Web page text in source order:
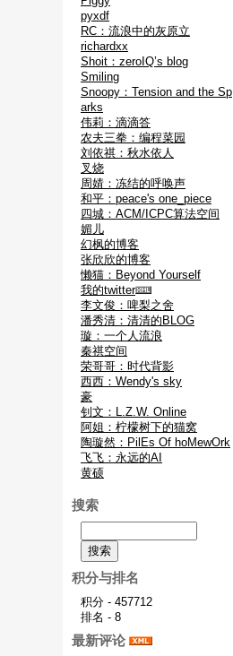
pyxdf
RC：流浪中的灰原立
richardxx
Shoit：zeroIQ’s blog
Smiling
Snoopy：Tension and the Sp
arks
伟莉：滴滴答
农夫三拳：编程菜园
刘依祺：秋水依人
叉烧
周婧：冻结的呼唤声
和平：peace's one_piece
四城：ACM/ICPC算法空间
媚儿
幻枫的博客
张欣欣的博客
懒猫：Beyond Yourself
我的twitter
李文俊：啤梨之舍
潘秀清：清清的BLOG
璇：一个人流浪
秦祺空间
荣哥哥：时代背影
西西：Wendy's sky
豪
钊文：L.Z.W. Online
阿姐：柠檬树下的猫窝
陶璇然：PilEs Of hoMewOrk
飞飞：永远的AI
黄硕
搜索
积分与排名
积分 - 457712
排名 - 8
最新评论